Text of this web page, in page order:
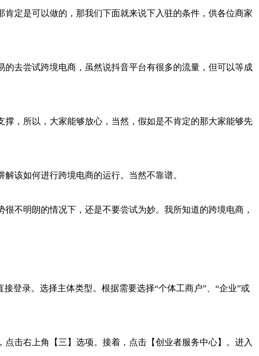
定是可以做的，那我们下面就来说下入驻的条件，供各位商家
去尝试跨境电商，虽然说抖音平台有很多的流量，但可以等成
，所以，大家能够放心，当然，假如是不肯定的那大家能够先
该如何进行跨境电商的运行。当然不靠谱。
不明朗的情况下，还是不要尝试为妙。我所知道的跨境电商，
登录。选择主体类型。根据需要选择“个体工商户”、“企业”或
击右上角【三】选项。接着，点击【创业者服务中心】。进入